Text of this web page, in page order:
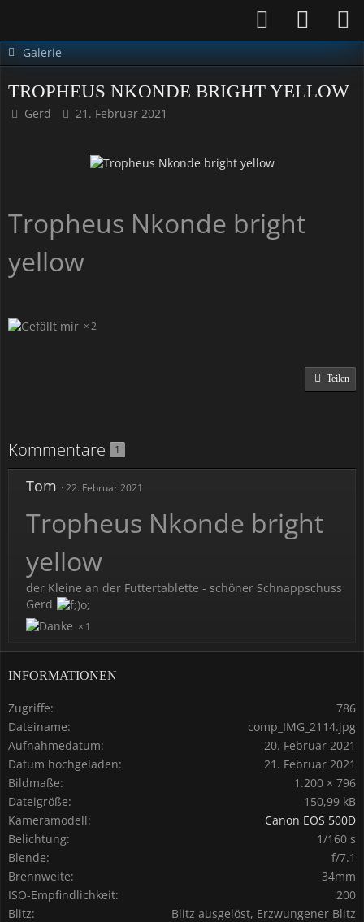
Galerie
TROPHEUS NKONDE BRIGHT YELLOW
Gerd 21. Februar 2021
Tropheus Nkonde bright
yellow
2
Teilen
Kommentare 1
Tom 22. Februar 2021
Tropheus Nkonde bright
yellow
der Kleine an der Futtertablette - schöner Schnappschuss
Gerd
1
INFORMATIONEN
Zugriffe
786
Dateiname
comp_IMG_2114.jpg
Aufnahmedatum
20. Februar 2021
Datum hochgeladen
21. Februar 2021
Bildmaße
1.200 × 796
Dateigröße
150,99 kB
Kameramodell
Canon EOS 500D
Belichtung
1/160 s
Blende
f/7.1
Brennweite
34mm
ISO-Empfindlichkeit
200
Blitz
Blitz ausgelöst, Erzwungener Blitz